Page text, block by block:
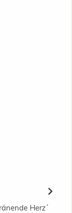
nicht verfügbar.)
Herz´